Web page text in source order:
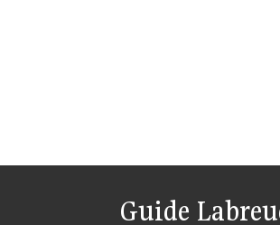
Guide